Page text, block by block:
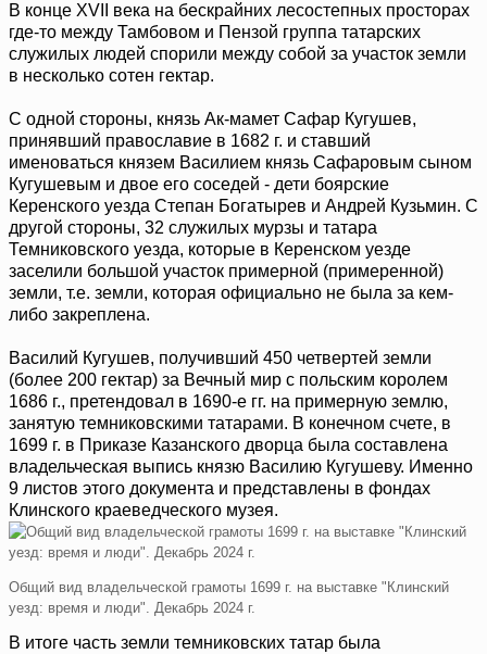
В конце XVII века на бескрайних лесостепных просторах
где-то между Тамбовом и Пензой группа татарских
служилых людей спорили между собой за участок земли
в несколько сотен гектар.
С одной стороны, князь Ак-мамет Сафар Кугушев,
принявший православие в 1682 г. и ставший
именоваться князем Василием князь Сафаровым сыном
Кугушевым и двое его соседей - дети боярские
Керенского уезда Степан Богатырев и Андрей Кузьмин. С
другой стороны, 32 служилых мурзы и татара
Темниковского уезда, которые в Керенском уезде
заселили большой участок примерной (примеренной)
земли, т.е. земли, которая официально не была за кем-
либо закреплена.
Василий Кугушев, получивший 450 четвертей земли
(более 200 гектар) за Вечный мир с польским королем
1686 г., претендовал в 1690-е гг. на примерную землю,
занятую темниковскими татарами. В конечном счете, в
1699 г. в Приказе Казанского дворца была составлена
владельческая выпись князю Василию Кугушеву. Именно
9 листов этого документа и представлены в фондах
Клинского краеведческого музея.
Общий вид владельческой грамоты 1699 г. на выставке "Клинский
уезд: время и люди". Декабрь 2024 г.
В итоге часть земли темниковских татар была